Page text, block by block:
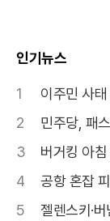
인기뉴스
1
이주민 사
2
민주당, 패
3
버거킹 아
4
공항 혼잡
5
젤렌스키·